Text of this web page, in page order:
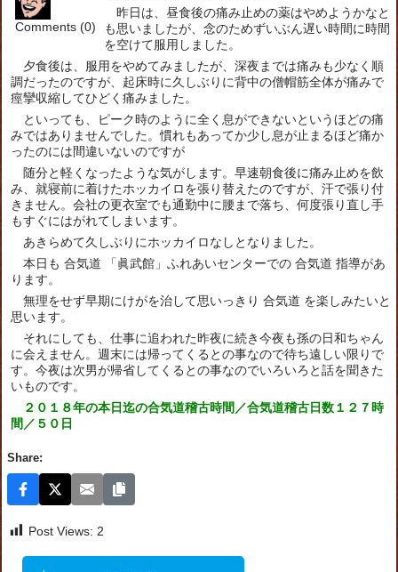
Comments (0)
昨日は、昼食後の痛み止めの薬はやめようかなと
も思いましたが、念のためずいぶん遅い時間に時間
を空けて服用しました。
夕食後は、服用をやめてみましたが、深夜までは痛みも少なく順
調だったのですが、起床時に久しぶりに背中の僧帽筋全体が痛みで
痙攣収縮してひどく痛みました。
といっても、ピーク時のように全く息ができないというほどの痛
みではありませんでした。慣れもあってか少し息が止まるほど痛か
ったのには間違いないのですが
随分と軽くなったような気がします。早速朝食後に痛み止めを飲
み、就寝前に着けたホッカイロを張り替えたのですが、汗で張り付
きません。会社の更衣室でも通勤中に腰まで落ち、何度張り直し手
もすぐにはがれてしまいます。
あきらめて久しぶりにホッカイロなしとなりました。
本日も 合気道 「眞武館」ふれあいセンターでの 合気道 指導があ
ります。
無理をせず早期にけがを治して思いっきり 合気道 を楽しみたいと
思います。
それにしても、仕事に追われた昨夜に続き今夜も孫の日和ちゃん
に会えません。週末には帰ってくるとの事なので待ち遠しい限りで
す。今夜は次男が帰省してくるとの事なのでいろいろと話を聞きた
いものです。
２０１８年の本日迄の合気道稽古時間／合気道稽古日数１２７時
間／５０日
Share:
Post Views: 2